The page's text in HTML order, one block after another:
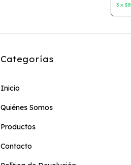
3 x
Categorías
Inicio
Quiénes Somos
Productos
Contacto